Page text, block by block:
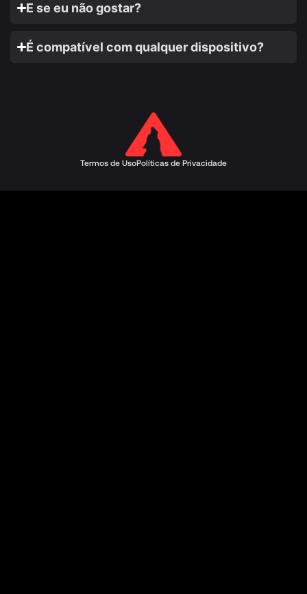
E se eu não gostar?
É compatível com qualquer dispositivo?
Termos de UsoPolíticas de Privacidade